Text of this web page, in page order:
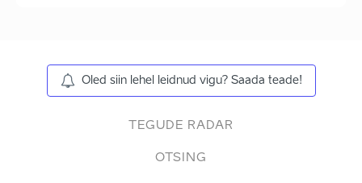
Oled siin lehel leidnud vigu? Saada teade!
TEGUDE RADAR
OTSING